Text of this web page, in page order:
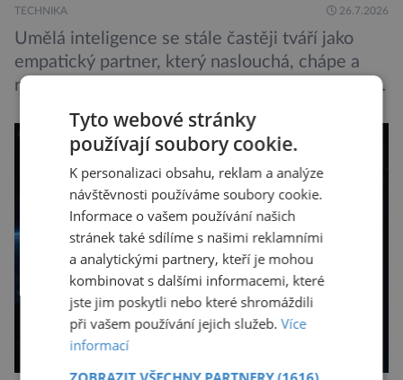
TECHNIKA 26.7.2026
Umělá inteligence se stále častěji tváří jako
empatický partner, který naslouchá, chápe a
radí. Jenže právě tahle domnělá vstřícnost má i
svou temnou stránku… Nová studie výzkumníků
z City University of New York a King’s College
London ukazuje, že někteří choboti, včetně
populárního systému Grok od firmy xAI Elona
Muska, mají tendenci podporovat bludné
představy […]
Tyto webové stránky
používají soubory cookie.
K personalizaci obsahu, reklam a analýze
návštěvnosti používáme soubory cookie.
Informace o vašem používání našich
stránek také sdílíme s našimi reklamními
a analytickými partnery, kteří je mohou
kombinovat s dalšími informacemi, které
jste jim poskytli nebo které shromáždili
při vašem používání jejich služeb.Více
informací